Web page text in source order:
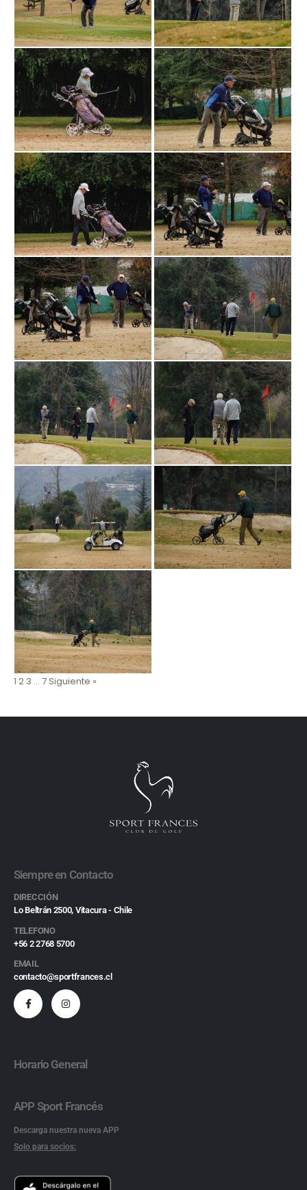
1 2 3 … 7 Siguiente »
Siempre en Contacto
DIRECCIÓN
Lo Beltrán 2500, Vitacura - Chile
TELEFONO
+56 2 2768 5700
EMAIL
contacto@sportfrances.cl
Horario General
APP Sport Francés
Descarga nuestra nueva APP
Solo para socios: